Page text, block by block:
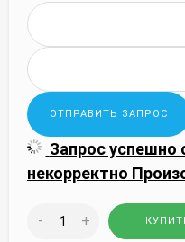
Запрос успешно
некорректно
- +